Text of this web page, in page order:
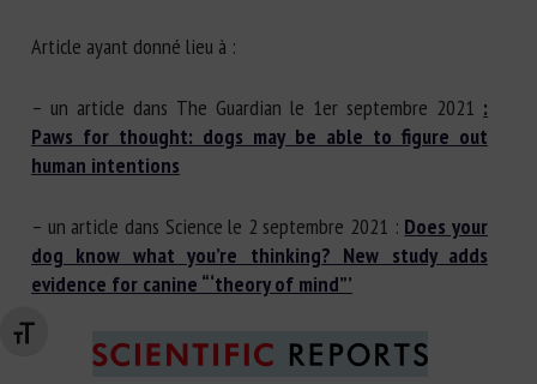
Changer la taille de la police
Article ayant donné lieu à :
– un article dans The Guardian le 1er septembre 2021 :
Paws for thought: dogs may be able to figure out
human intentions
– un article dans Science le 2 septembre 2021 : Does your
dog know what you’re thinking? New study adds
evidence for canine “‘theory of mind”’